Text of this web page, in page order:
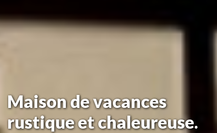
Maison de vacances
rustique et chaleureuse.